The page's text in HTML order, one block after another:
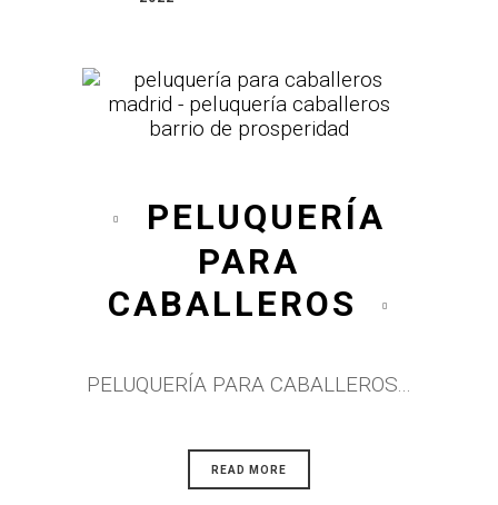
PELUQUERÍA
PARA
CABALLEROS
PELUQUERÍA PARA CABALLEROS...
READ MORE